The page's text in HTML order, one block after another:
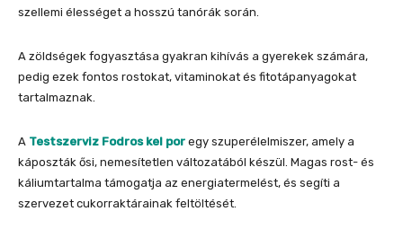
szellemi élességet a hosszú tanórák során.
A zöldségek fogyasztása gyakran kihívás a gyerekek számára,
pedig ezek fontos rostokat, vitaminokat és fitotápanyagokat
tartalmaznak.
A Testszerviz Fodros kel por egy szuperélelmiszer, amely a
káposzták ősi, nemesítetlen változatából készül. Magas rost- és
káliumtartalma támogatja az energiatermelést, és segíti a
szervezet cukorraktárainak feltöltését.